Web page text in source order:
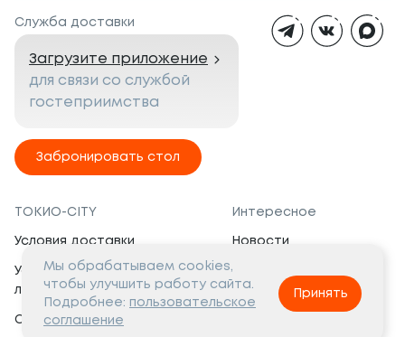
Служба доставки
Загрузите приложение
для связи со службой
гостеприимства
Забронировать стол
ТОКИО-CITY
Условия доставки
Условия программы
лояльности
Сертификаты
Интересное
Новости
Вакансии
Социальная жизнь
Мы обрабатываем cookies,
чтобы улучшить работу сайта.
Подробнее: пользовательское
соглашение
Принять